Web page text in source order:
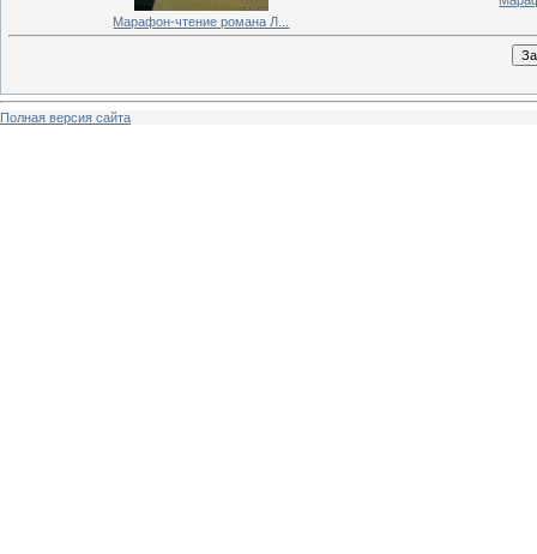
Марафон-чтение романа Л...
Полная версия сайта